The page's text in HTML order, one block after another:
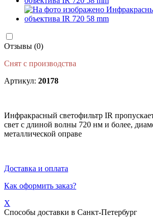
Отзывы (0)
Снят с производства
Артикул: 20178
Инфракрасный светофильтр IR
свет с длиной волны 720 нм и более,
металлической оправе
Доставка и оплата
Как оформить заказ?
X
Способы доставки в Санкт-Петербург